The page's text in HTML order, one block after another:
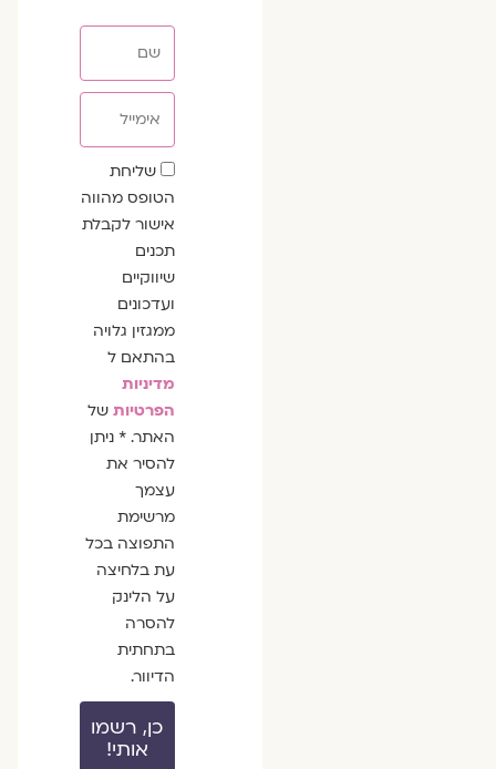
שדה
הסכמה
שליחת
הטופס מהווה
אישור לקבלת
תכנים
שיווקיים
ועדכונים
ממגזין גלויה
בהתאם ל
מדיניות
הפרטיותשל
האתר. * ניתן
להסיר את
עצמך
מרשימת
התפוצה בכל
עת בלחיצה
על הלינק
להסרה
בתחתית
הדיוור.
כן, רשמו
אותי!